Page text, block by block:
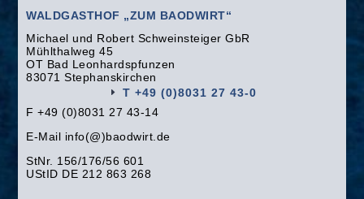
WALDGASTHOF „ZUM BAODWIRT“
Michael und Robert Schweinsteiger GbR
Mühlthalweg 45
OT Bad Leonhardspfunzen
83071 Stephanskirchen
T +49 (0)8031 27 43-0
F +49 (0)8031 27 43-14
E-Mail info(@)baodwirt.de
StNr. 156/176/56 601
UStID DE 212 863 268